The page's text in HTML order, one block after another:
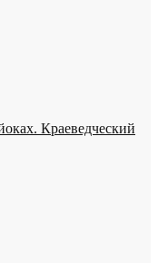
Краеведческий